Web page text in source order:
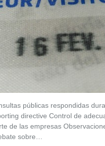
públicas respondidas
directive Control de
de las empresas
sobre…